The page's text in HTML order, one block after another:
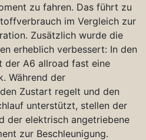
zu fahren. Das führt zu
im Vergleich zur
Zusätzlich wurde die
erheblich verbessert: In den
der A6 allroad fast eine
Während der
Zustart regelt und den
unterstützt, stellen der
der elektrisch angetriebene
zur Beschleunigung.